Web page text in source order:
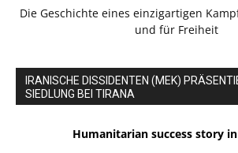
Die Geschichte eines einzigartigen
und für Freiheit
IRANISCHE DISSIDENTEN (MEK)
SIEDLUNG BEI TIRANA
Humanitarian success story